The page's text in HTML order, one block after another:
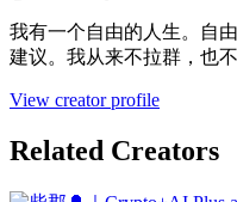
我有一个自由的人生。自
建议。我从来不拉群，也
View creator profile
Related Creators